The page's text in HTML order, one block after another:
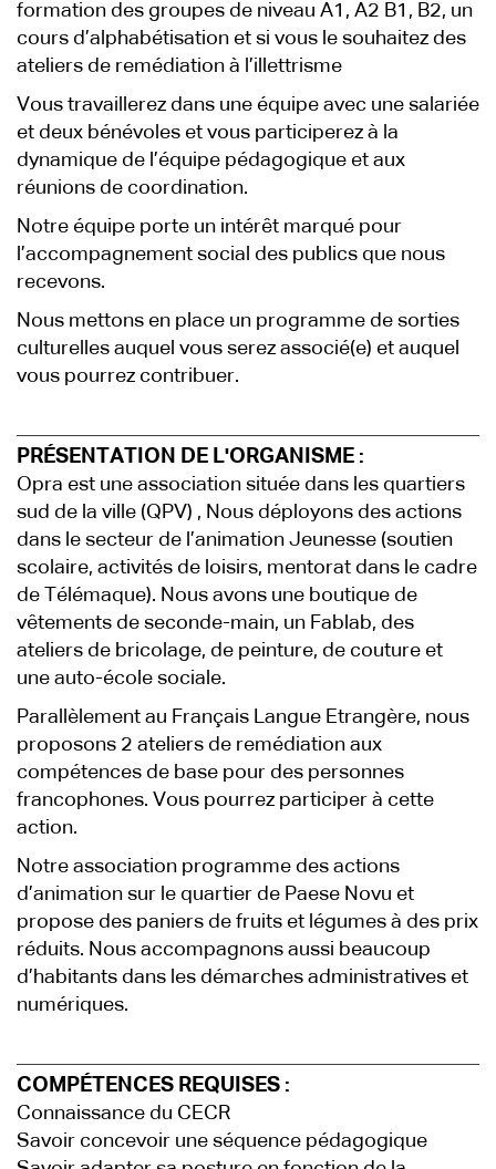
formation des groupes de niveau A1, A2 B1, B2, un
cours d’alphabétisation et si vous le souhaitez des
ateliers de remédiation à l’illettrisme
Vous travaillerez dans une équipe avec une salariée
et deux bénévoles et vous participerez à la
dynamique de l’équipe pédagogique et aux
réunions de coordination.
Notre équipe porte un intérêt marqué pour
l’accompagnement social des publics que nous
recevons.
Nous mettons en place un programme de sorties
culturelles auquel vous serez associé(e) et auquel
vous pourrez contribuer.
PRÉSENTATION DE L'ORGANISME :
Opra est une association située dans les quartiers
sud de la ville (QPV) , Nous déployons des actions
dans le secteur de l’animation Jeunesse (soutien
scolaire, activités de loisirs, mentorat dans le cadre
de Télémaque). Nous avons une boutique de
vêtements de seconde-main, un Fablab, des
ateliers de bricolage, de peinture, de couture et
une auto-école sociale.
Parallèlement au Français Langue Etrangère, nous
proposons 2 ateliers de remédiation aux
compétences de base pour des personnes
francophones. Vous pourrez participer à cette
action.
Notre association programme des actions
d’animation sur le quartier de Paese Novu et
propose des paniers de fruits et légumes à des prix
réduits. Nous accompagnons aussi beaucoup
d’habitants dans les démarches administratives et
numériques.
COMPÉTENCES REQUISES :
Connaissance du CECR
Savoir concevoir une séquence pédagogique